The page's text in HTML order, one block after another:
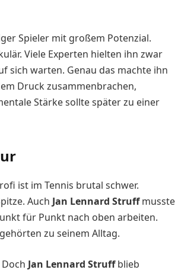
Spieler mit großem Potenzial.
Viele Experten hielten ihn zwar
sich warten. Genau das machte ihn
Druck zusammenbrachen,
Stärke sollte später zu einer
ist im Tennis brutal schwer.
Auch Jan Lennard Struffmusste
für Punkt nach oben arbeiten.
zu seinem Alltag.
Jan Lennard Struffblieb